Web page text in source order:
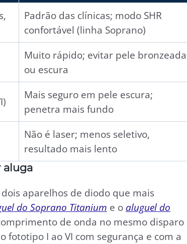
Padrão das clínicas; modo SHR
confortável (linha Soprano)
Muito rápido; evitar pele bronzeada
ou escura
Mais seguro em pele escura;
penetra mais fundo
Não é laser; menos seletivo,
resultado mais lento
aluga
aparelhos de diodo que mais
do Soprano Titanium e o aluguel do
de onda no mesmo disparo
I ao VI com segurança e com a